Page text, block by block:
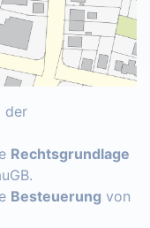
der
Rechtsgrundlage
Besteuerung von